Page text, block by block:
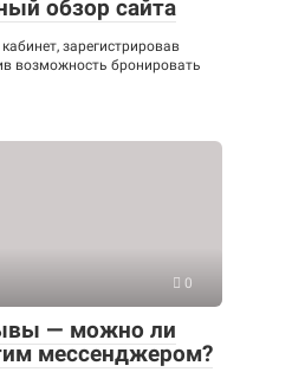
обзор сайта
зарегистрировав
возможность бронировать
0
— можно ли
мессенджером?